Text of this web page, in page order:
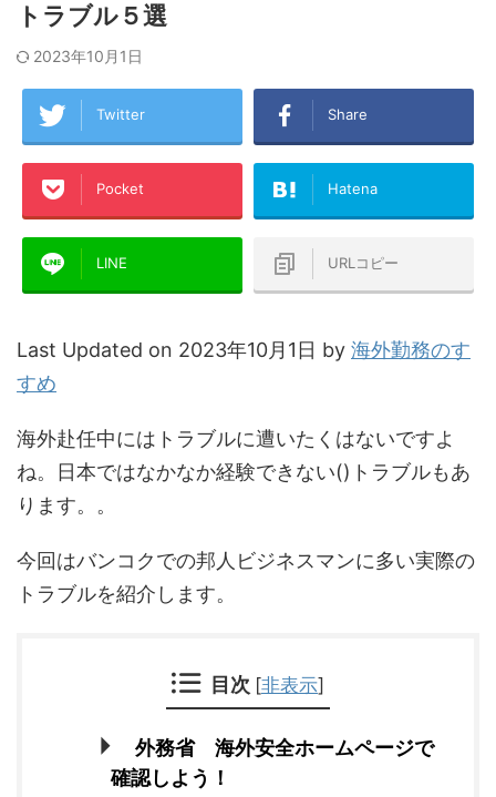
トラブル５選
2023年10月1日
Twitter Share
Pocket Hatena
LINE URLコピー
Last Updated on 2023年10月1日 by 海外勤務のす
すめ
海外赴任中にはトラブルに遭いたくはないですよ
ね。日本ではなかなか経験できない()トラブルもあ
ります。。
今回はバンコクでの邦人ビジネスマンに多い実際の
トラブルを紹介します。
目次 [非表示]
外務省 海外安全ホームページで
確認しよう！